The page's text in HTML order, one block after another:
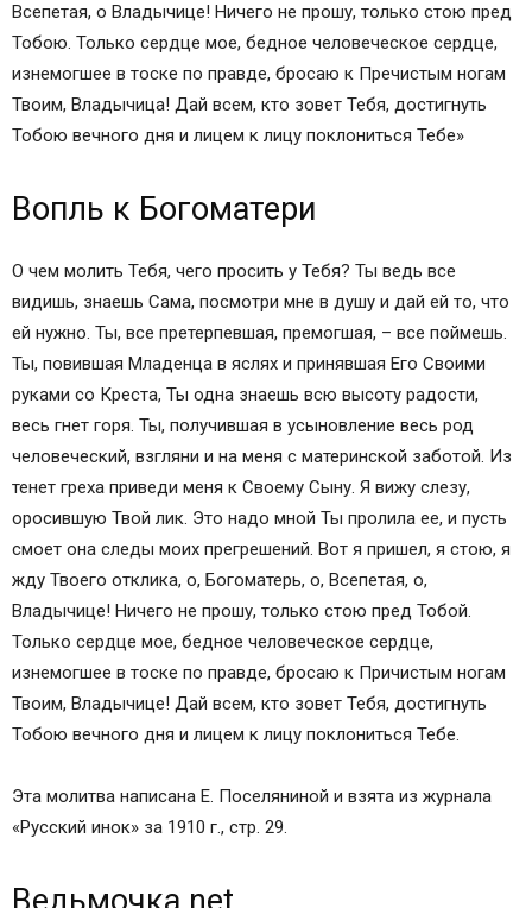
Всепетая, о Владычице! Ничего не прошу, только стою пред
Тобою. Только сердце мое, бедное человеческое сердце,
изнемогшее в тоске по правде, бросаю к Пречистым ногам
Твоим, Владычица! Дай всем, кто зовет Тебя, достигнуть
Тобою вечного дня и лицем к лицу поклониться Тебе»
Вопль к Богоматери
О чем молить Тебя, чего просить у Тебя? Ты ведь все
видишь, знаешь Сама, посмотри мне в душу и дай ей то, что
ей нужно. Ты, все претерпевшая, премогшая, – все поймешь.
Ты, повившая Младенца в яслях и принявшая Его Своими
руками со Креста, Ты одна знаешь всю высоту радости,
весь гнет горя. Ты, получившая в усыновление весь род
человеческий, взгляни и на меня с материнской заботой. Из
тенет греха приведи меня к Своему Сыну. Я вижу слезу,
оросившую Твой лик. Это надо мной Ты пролила еe, и пусть
смоет она следы моих прегрешений. Вот я пришел, я стою, я
жду Твоего отклика, о, Богоматерь, о, Всепетая, о,
Владычице! Ничего не прошу, только стою пред Тобой.
Только сердце моe, бедное человеческое сердце,
изнемогшее в тоске по правде, бросаю к Причистым ногам
Твоим, Владычицe! Дай всем, кто зовет Тебя, достигнуть
Тобою вечного дня и лицем к лицу поклониться Тебе.
Эта молитва написана Е. Поселяниной и взята из журнала
«Русский инок» за 1910 г., стр. 29.